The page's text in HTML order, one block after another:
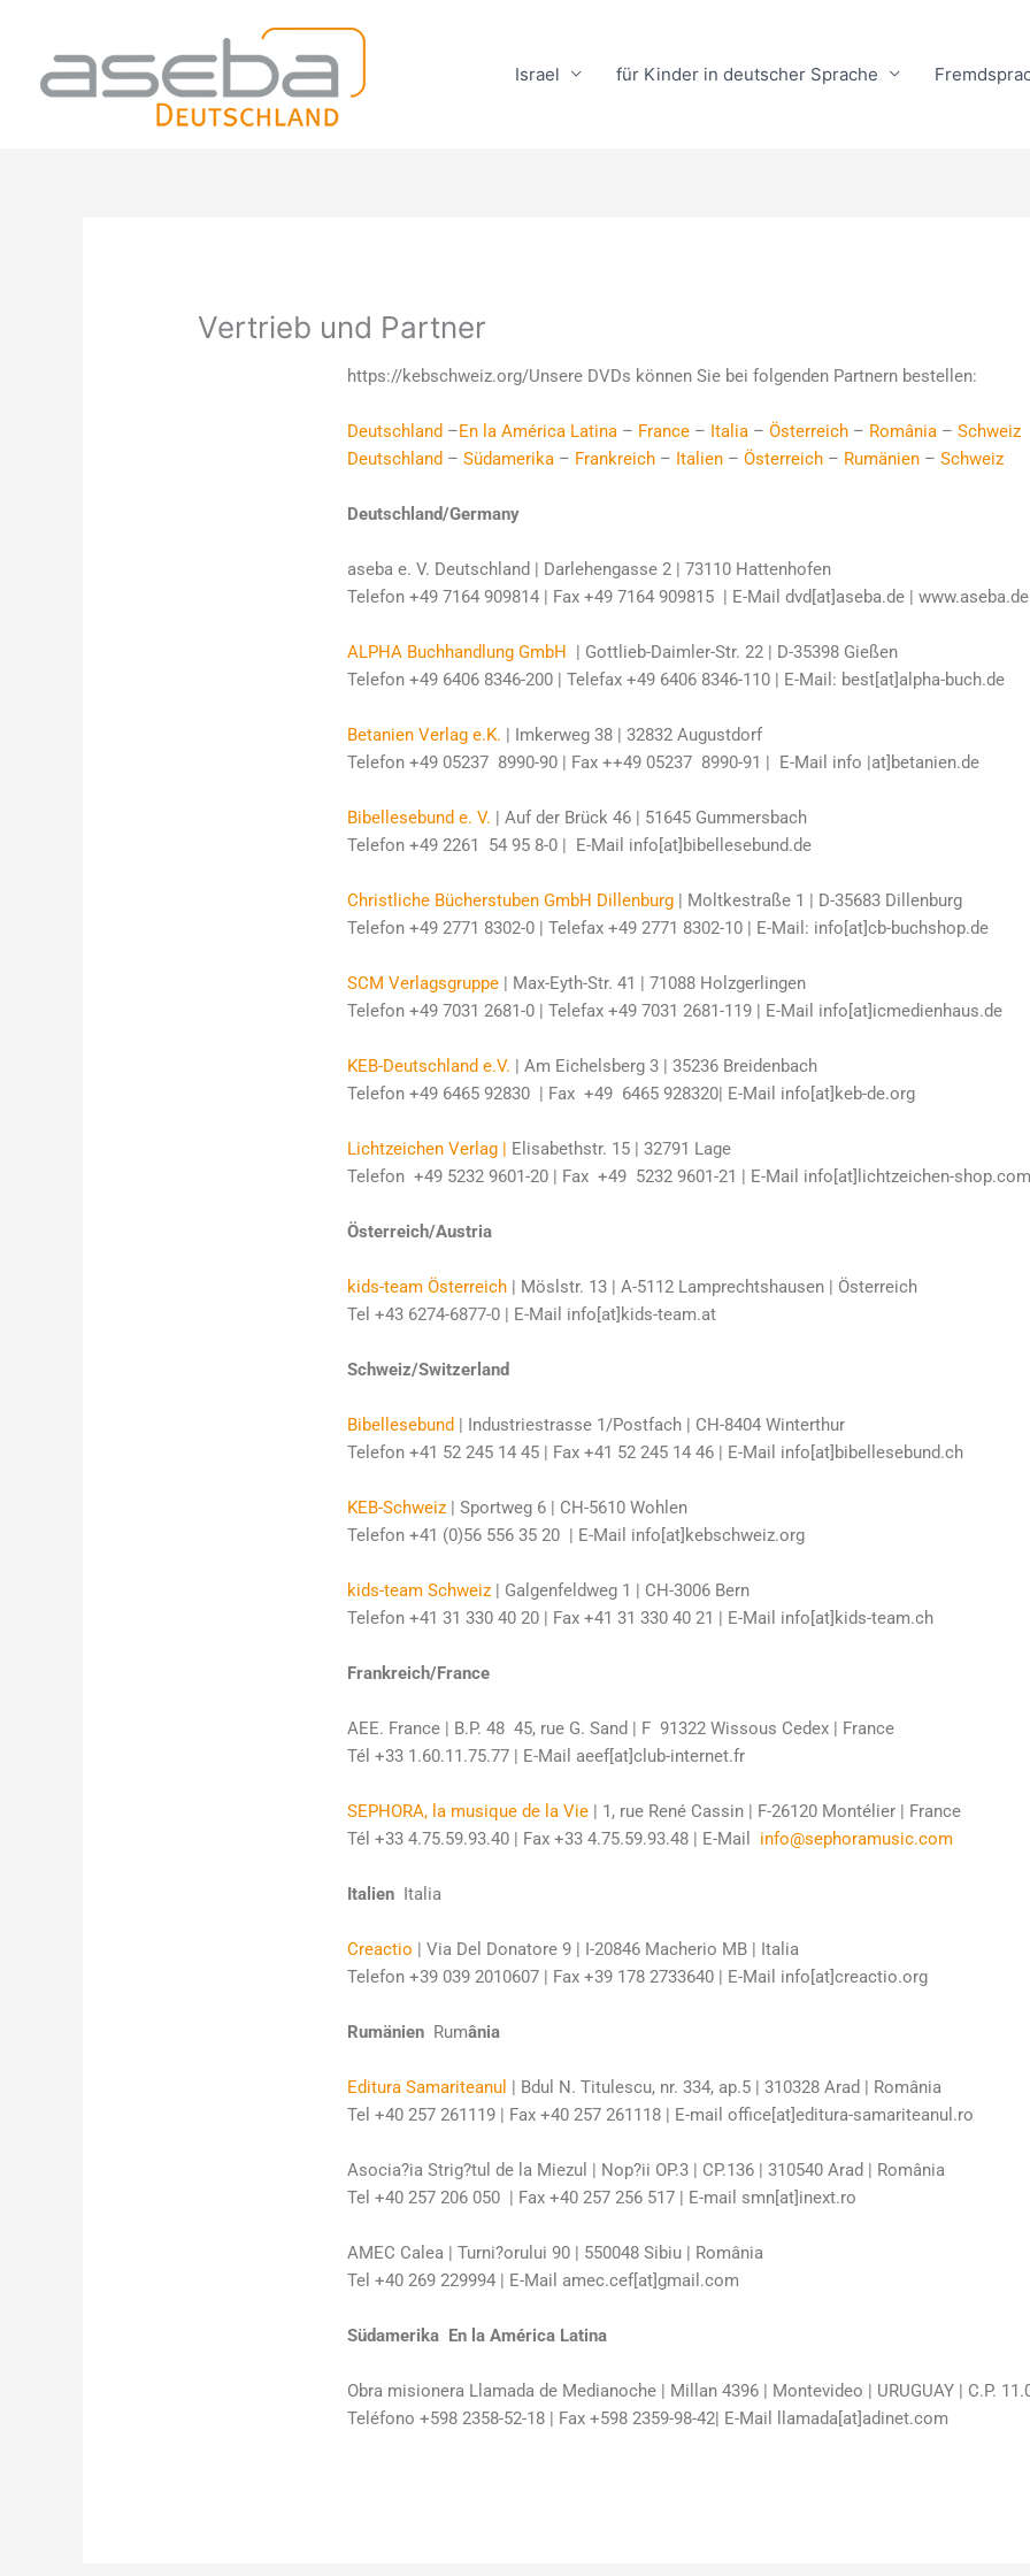
springen
Israel für Kinder in deutscher Sprache
Vertrieb und Partner
https://kebschweiz.org/Unsere DVDs können Sie bei folgenden Partnern bestellen:
Deutschland –En la América Latina – France – Italia –Österreich – România –Schweiz
Deutschland –Südamerika – Frankreich – Italien –Österreich – Rumänien –Schweiz
Deutschland/Germany
aseba e. V. Deutschland | Darlehengasse 2 | 73110 Hattenhofen
Telefon +49 7164 909814 | Fax +49 7164 909815 | E-Mail dvd[at]aseba.de | www.aseba.de
ALPHA Buchhandlung GmbH | Gottlieb-Daimler-Str. 22 | D-35398 Gießen
Telefon +49 6406 8346-200 | Telefax+49 6406 8346-110 | E-Mail: best[at]alpha-buch.de
Betanien Verlag e.K. | Imkerweg 38 | 32832 Augustdorf
Telefon +49 05237 8990-90 | Fax ++49 05237 8990-91 | E-Mail info |at]betanien.de
Bibellesebund e. V. | Auf der Brück 46 | 51645 Gummersbach
Telefon +49 2261 54 95 8-0 | E-Mail info[at]bibellesebund.de
Christliche Bücherstuben GmbH Dillenburg | Moltkestraße 1 | D-35683 Dillenburg
Telefon +49 2771 8302-0 | Telefax +49 2771 8302-10 | E-Mail: info[at]cb-buchshop.de
SCM Verlagsgruppe | Max-Eyth-Str. 41 | 71088 Holzgerlingen
Telefon +49 7031 2681-0 | Telefax +49 7031 2681-119 | E-Mail info[at]icmedienhaus.de
KEB-Deutschland e.V. | Am Eichelsberg 3 | 35236 Breidenbach
Telefon +49 6465 92830 | Fax +49 6465 928320| E-Mail info[at]keb-de.org
Lichtzeichen Verlag | Elisabethstr. 15 | 32791 Lage
Telefon +49 5232 9601-20 | Fax +49 5232 9601-21 | E-Mail info[at]lichtzeichen-
Österreich/Austria
kids-team Österreich | Möslstr. 13 | A-5112 Lamprechtshausen | Österreich
Tel +43 6274-6877-0 | E-Mail info[at]kids-team.at
Schweiz/Switzerland
Bibellesebund | Industriestrasse 1/Postfach | CH-8404 Winterthur
Telefon +41 52 245 14 45 | Fax +41 52 245 14 46 | E-Mail info[at]bibellesebund.ch
KEB-Schweiz | Sportweg 6 | CH-5610 Wohlen
Telefon +41 (0)56 556 35 20 | E-Mail info[at]kebschweiz.org
kids-team Schweiz | Galgenfeldweg 1 | CH-3006 Bern
Telefon +41 31 330 40 20 | Fax +41 31 330 40 21 | E-Mail info[at]kids-team.ch
Frankreich/France
AEE. France | B.P. 48  45, rue G. Sand | F  91322 Wissous Cedex | France
Tél +33 1.60.11.75.77 | E-Mail aeef[at]club-internet.fr
SEPHORA, la musique de la Vie | 1, rue René Cassin | F-26120 Montélier | France
Tél +33 4.75.59.93.40 | Fax +33 4.75.59.93.48 | E-Mail info@sephoramusic.com
Italien  Italia
Creactio | Via Del Donatore 9 | I-20846 Macherio MB | Italia
Telefon +39 039 2010607 | Fax +39 178 2733640 | E-Mail info[at]creactio.org
Rumänien  Rumânia
Editura Samariteanul | Bdul N. Titulescu, nr. 334, ap.5 | 310328 Arad | România
Tel +40 257 261119 | Fax +40 257 261118 | E-mail office[at]editura-samariteanul.ro
Asocia?ia Strig?tul de la Miezul | Nop?ii OP.3 | CP.136 | 310540 Arad | România
Tel +40 257 206 050 | Fax +40 257 256 517 | E-mail smn[at]inext.ro
AMEC Calea | Turni?orului 90 | 550048 Sibiu | România
Tel +40 269 229994 | E-Mail amec.cef[at]gmail.com
Südamerika  En la América Latina
Obra misionera Llamada de Medianoche | Millan 4396 | Montevideo | URUGUAY | C.P.
Teléfono +598 2358-52-18 | Fax +598 2359-98-42| E-Mail llamada[at]adinet.com